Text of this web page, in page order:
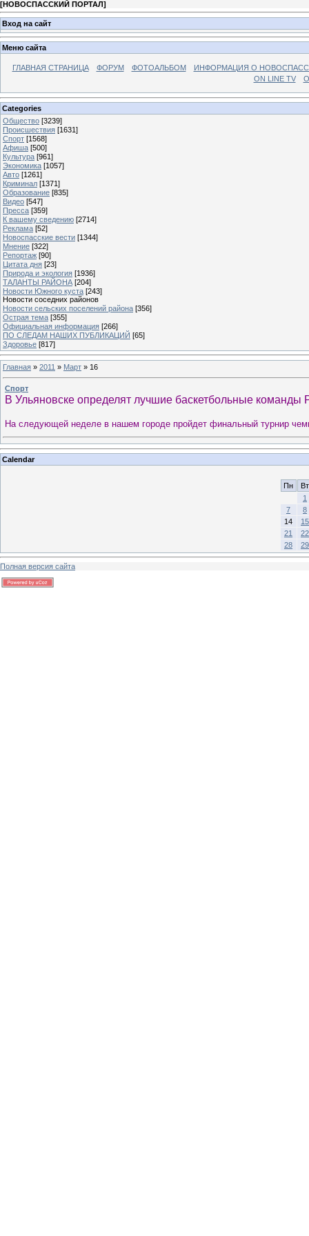
[НОВОСПАССКИЙ ПОРТАЛ]
Вход на сайт
Меню сайта
ГЛАВНАЯ СТРАНИЦА ФОРУМ ФОТОАЛЬБОМ
ИНФОРМАЦИЯ О
ON LINE TV
Categories
Общество [3239]
Происшествия [1631]
Спорт [1568]
Афиша [500]
Культура [961]
Экономика [1057]
Авто [1261]
Криминал [1371]
Образование [835]
Видео [547]
Пресса [359]
К вашему сведению [2714]
Реклама [52]
Новоспасские вести [1344]
Мнение [322]
Репортаж [90]
Цитата дня [23]
Природа и экология [1936]
ТАЛАНТЫ РАЙОНА [204]
Новости Южного куста [243]
Новости соседних районов
Новости сельских поселений района [356]
Острая тема [355]
Официальная информация [266]
ПО СЛЕДАМ НАШИХ ПУБЛИКАЦИЙ [65]
Здоровье [817]
Главная » 2011 » Март » 16
Спорт
В Ульяновске определят лучшие баскетбольные команды
На следующей неделе в нашем городе пройдет финальный турнир
Calendar
Пн
Вт
1
7
8
14
15
21
22
28
29
Полная версия сайта